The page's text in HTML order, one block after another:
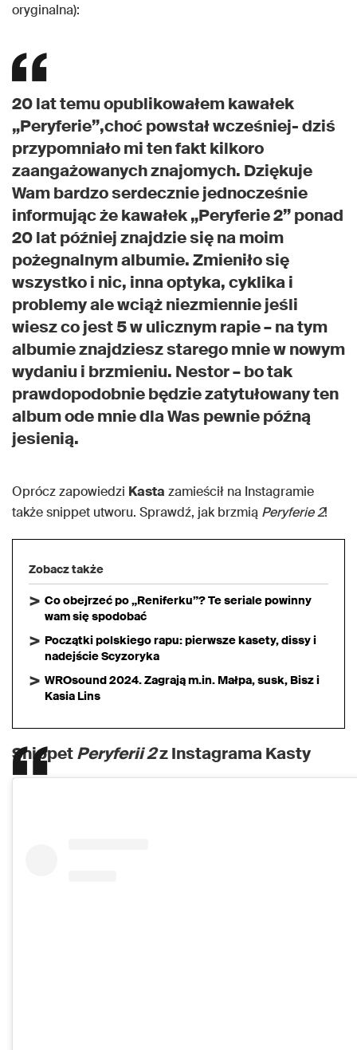
oryginalna):
20 lat temu opublikowałem kawałek
„Peryferie”,choć powstał wcześniej- dziś
przypomniało mi ten fakt kilkoro
zaangażowanych znajomych. Dziękuje
Wam bardzo serdecznie jednocześnie
informując że kawałek „Peryferie 2” ponad
20 lat później znajdzie się na moim
pożegnalnym albumie. Zmieniło się
wszystko i nic, inna optyka, cyklika i
problemy ale wciąż niezmiennie jeśli
wiesz co jest 5 w ulicznym rapie – na tym
albumie znajdziesz starego mnie w nowym
wydaniu i brzmieniu. Nestor – bo tak
prawdopodobnie będzie zatytułowany ten
album ode mnie dla Was pewnie późną
jesienią.
Oprócz zapowiedzi Kasta zamieścił na Instagramie
także snippet utworu. Sprawdź, jak brzmią Peryferie 2!
Zobacz także
Co obejrzeć po „Reniferku”? Te seriale powinny
wam się spodobać
Początki polskiego rapu: pierwsze kasety, dissy i
nadejście Scyzoryka
WROsound 2024. Zagrają m.in. Małpa, susk, Bisz i
Kasia Lins
SnippetPeryferii 2z Instagrama Kasty